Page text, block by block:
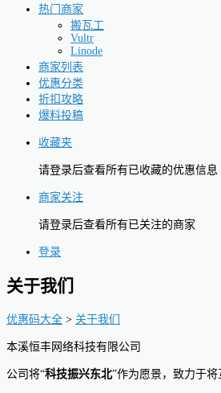
热门商家
搬瓦工
Vultr
Linode
商家列表
优惠分类
折扣攻略
爆料投稿
收藏夹
请登录后查看所有已收藏的优惠信息
商家关注
请登录后查看所有已关注的商家
登录
关于我们
优惠码大全 > 关于我们
本溪恒丰网络科技有限公司
公司将“科技振兴东北”作为愿景，致力于